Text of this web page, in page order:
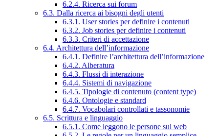
6.2.4. Ricerca sui forum
6.3. Dalla ricerca ai bisogni degli utenti
6.3.1. User stories per definire i contenuti
6.3.2. Job stories per definire i contenuti
6.3.3. Criteri di accettazione
6.4. Architettura dell’informazione
6.4.1. Definire l’architettura dell’informazione
6.4.2. Alberatura
6.4.3. Flussi di interazione
6.4.4. Sistemi di navigazione
6.4.5. Tipologie di contenuto (content type)
6.4.6. Ontologie e standard
6.4.7. Vocabolari controllati e tassonomie
6.5. Scrittura e linguaggio
6.5.1. Come leggono le persone sul web